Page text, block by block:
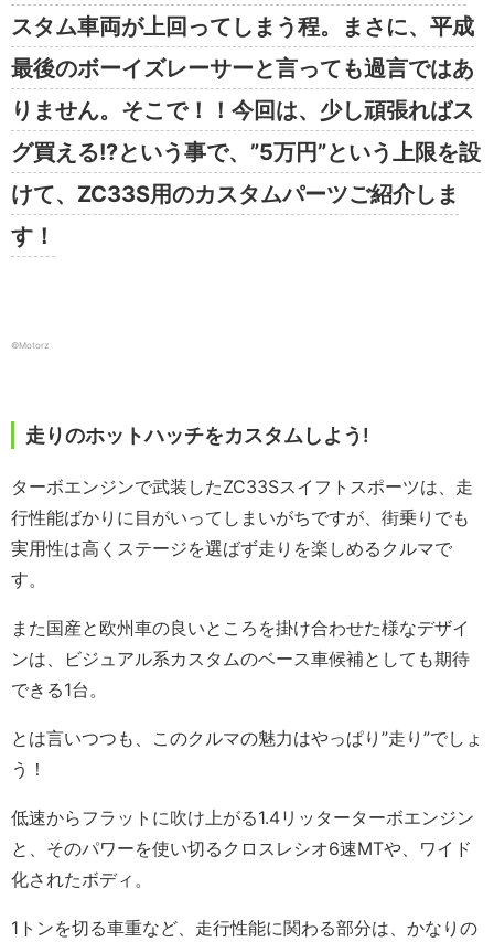
スタム車両が上回ってしまう程。まさに、平成
最後のボーイズレーサーと言っても過言ではあ
りません。そこで！！今回は、少し頑張ればス
グ買える!?という事で、”5万円”という上限を設
けて、ZC33S用のカスタムパーツご紹介しま
す！
©️Motorz
走りのホットハッチをカスタムしよう!
ターボエンジンで武装したZC33Sスイフトスポーツは、走
行性能ばかりに目がいってしまいがちですが、街乗りでも
実用性は高くステージを選ばず走りを楽しめるクルマで
す。
また国産と欧州車の良いところを掛け合わせた様なデザイ
ンは、ビジュアル系カスタムのベース車候補としても期待
できる1台。
とは言いつつも、このクルマの魅力はやっぱり”走り”でしょ
う！
低速からフラットに吹け上がる1.4リッターターボエンジン
と、そのパワーを使い切るクロスレシオ6速MTや、ワイド
化されたボディ。
1トンを切る車重など、走行性能に関わる部分は、かなりの